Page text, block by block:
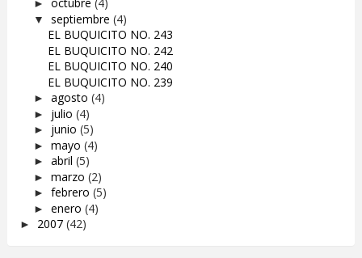
►
▼ septiembre (4)
EL BUQUICITO NO. 243
EL BUQUICITO NO. 242
EL BUQUICITO NO. 240
EL BUQUICITO NO. 239
► agosto (4)
► julio (4)
► junio (5)
► mayo (4)
► abril (5)
► marzo (2)
► febrero (5)
► enero (4)
► 2007 (42)